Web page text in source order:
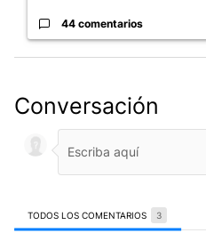
44 comentarios
Conversación
TODOS LOS COMENTARIOS 3